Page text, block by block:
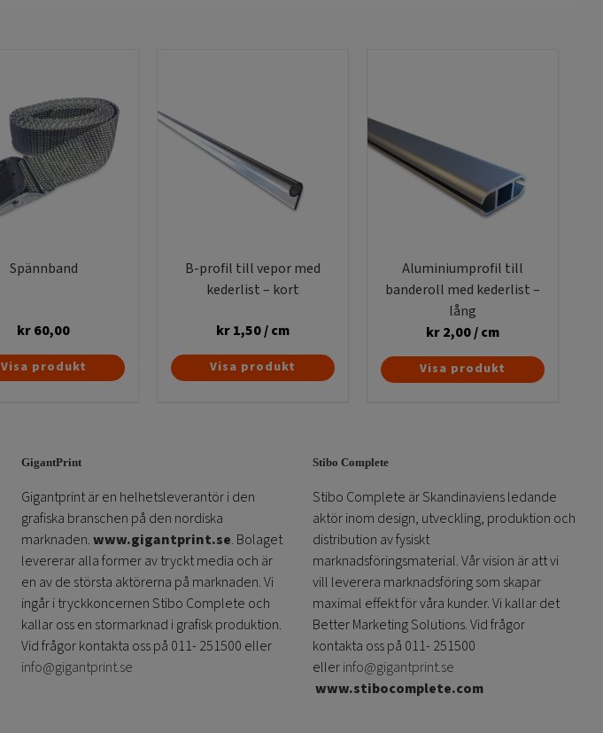
Spännband
kr60,00
Visa produkt
B-profil till vepor med
kederlist – kort
kr1,50/ cm
Visa produkt
Aluminiumprofil till
banderoll med kederlist –
lång
kr2,00/ cm
Visa produkt
GigantPrint
Gigantprint är en helhetsleverantör i den
grafiska branschen på den nordiska
marknaden.www.gigantprint.se. Bolaget
levererar alla former av tryckt media och är
en av de största aktörerna på marknaden. Vi
ingår i tryckkoncernen Stibo Complete och
kallar oss en stormarknad i grafisk produktion.
Vid frågor kontakta oss på 011- 251500 eller
info@gigantprint.se
Stibo Complete
Stibo Complete är Skandinaviens ledande
aktör inom design, utveckling, produktion och
distribution av fysiskt
marknadsföringsmaterial. Vår vision är att vi
vill leverera marknadsföring som skapar
maximal effekt för våra kunder. Vi kallar det
Better Marketing Solutions. Vid frågor
kontakta oss på 011- 251500
ellerinfo@gigantprint.se
www.stibocomplete.com